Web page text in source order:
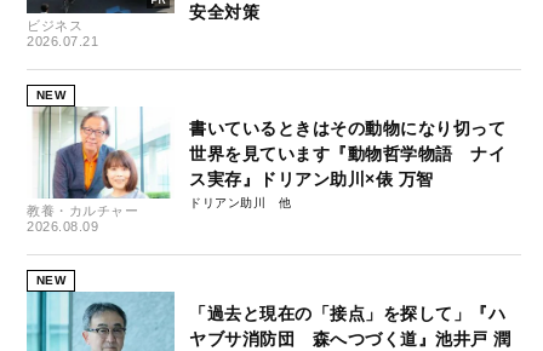
ビジネス
2026.07.21
安全対策
NEW
教養・カルチャー
2026.08.09
書いているときはその動物になり切って
世界を見ています『動物哲学物語 ナイ
ス実存』ドリアン助川×俵 万智
ドリアン助川
NEW
「過去と現在の「接点」を探して」『ハ
ヤブサ消防団 森へつづく道』池井戸 潤